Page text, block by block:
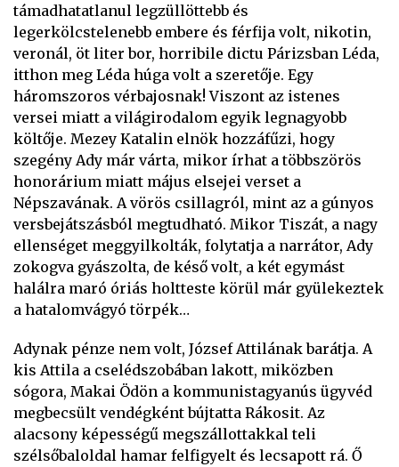
támadhatatlanul legzüllöttebb és
legerkölcstelenebb embere és férfija volt, nikotin,
veronál, öt liter bor, horribile dictu Párizsban Léda,
itthon meg Léda húga volt a szeretője. Egy
háromszoros vérbajosnak! Viszont az istenes
versei miatt a világirodalom egyik legnagyobb
költője. Mezey Katalin elnök hozzáfűzi, hogy
szegény Ady már várta, mikor írhat a többszörös
honorárium miatt május elsejei verset a
Népszavának. A vörös csillagról, mint az a gúnyos
versbejátszásból megtudható. Mikor Tiszát, a nagy
ellenséget meggyilkolták, folytatja a narrátor, Ady
zokogva gyászolta, de késő volt, a két egymást
halálra maró óriás holtteste körül már gyülekeztek
a hatalomvágyó törpék…
Adynak pénze nem volt, József Attilának barátja. A
kis Attila a cselédszobában lakott, miközben
sógora, Makai Ödön a kommunistagyanús ügyvéd
megbecsült vendégként bújtatta Rákosit. Az
alacsony képességű megszállottakkal teli
szélsőbaloldal hamar felfigyelt és lecsapott rá. Ő